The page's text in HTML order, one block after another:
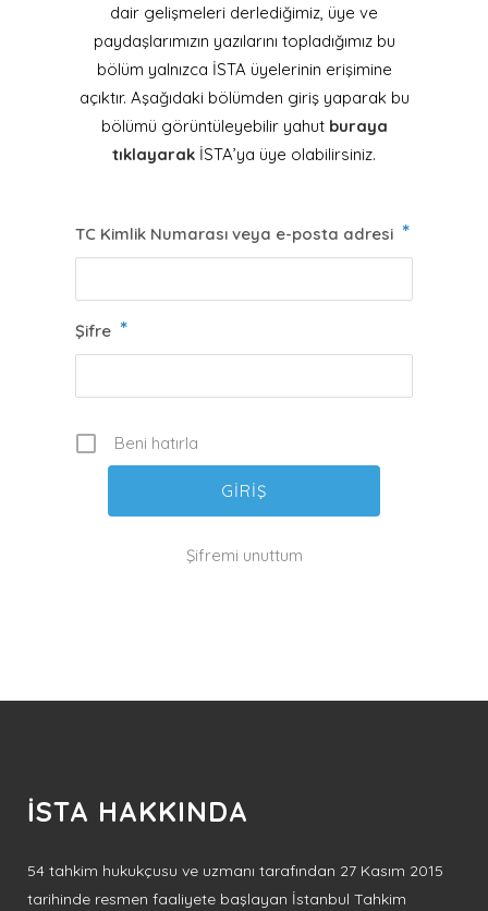
dair gelişmeleri derlediğimiz, üye ve
paydaşlarımızın yazılarını topladığımız bu
bölüm yalnızca İSTA üyelerinin erişimine
açıktır. Aşağıdaki bölümden giriş yaparak bu
bölümü görüntüleyebilir yahut buraya
tıklayarak İSTA’ya üye olabilirsiniz.
TC Kimlik Numarası veya e-posta adresi *
Şifre *
Beni hatırla
Şifremi unuttum
İSTA HAKKINDA
54 tahkim hukukçusu ve uzmanı tarafından 27 Kasım 2015
tarihinde resmen faaliyete başlayan İstanbul Tahkim